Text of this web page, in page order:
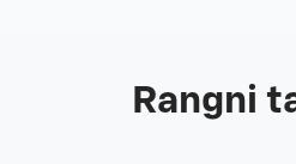
Rangni